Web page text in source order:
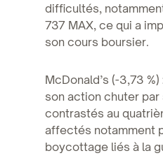
difficultés,
737 MAX, ce qui a
son cours boursier.
McDonald’s (-3,73 %)
son action chuter
contrastés au
affectés notamment
boycottage liés à la